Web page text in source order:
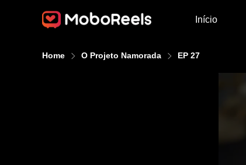
Início
Home O Projeto Namorada EP 27